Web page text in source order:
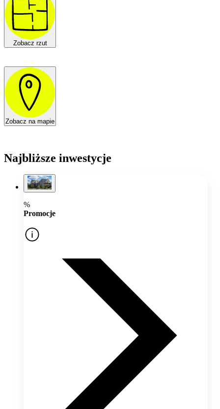
Zobacz rzut
Zobacz na mapie
Najbliższe inwestycje
%
Promocje